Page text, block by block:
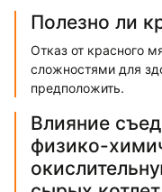
Полезно ли
Отказ от красного
сложностями для
предположить.
Влияние
физико-